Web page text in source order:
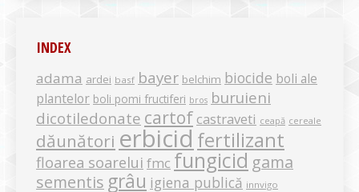
INDEX
adama ardei basf bayer belchim biocide boli ale
plantelor boli pomi fructiferi bros buruieni
dicotiledonate cartof castraveti ceapă cereale
dăunători erbicid fertilizant
floarea soarelui fmc fungicid gama
sementis grâu igiena publică innvigo